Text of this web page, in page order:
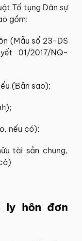
Tố tụng Dân sự
gồm:
(Mẫu số 23-DS
01/2017/NQ-
(Bản sao);
nếu có);
tài sản chung,
ly hôn đơn